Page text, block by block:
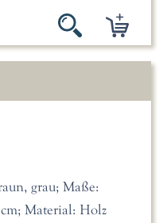
grau; Maße:
Material: Holz